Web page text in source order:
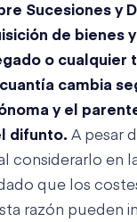
Sucesiones y
de bienes
o cualquier
cambia
y el
difunto. A pesar
considerarlo en
que los
razón pueden